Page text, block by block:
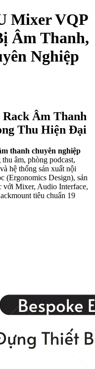
Mixer VQP
Âm Thanh,
Nghiệp
Rack Âm Thanh
Thu Hiện Đại
thanh chuyên nghiệp
âm, phòng podcast,
hệ thống sản xuất nội
(Ergonomics Design), sản
với Mixer, Audio Interface,
tiêu chuẩn 19